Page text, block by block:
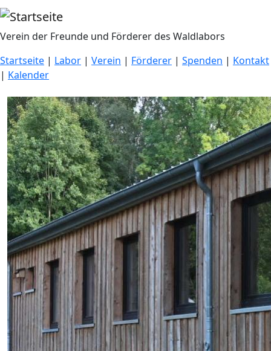
Direkt zum Inhalt
Verein der Freunde und Förderer des Waldlabors
Startseite | Labor | Verein | Förderer | Spenden | Kontakt
| Kalender